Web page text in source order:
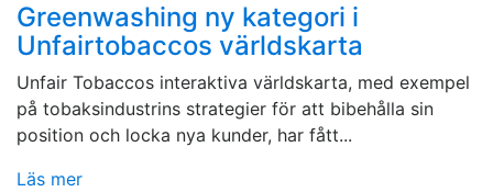
Greenwashing ny kategori i
Unfairtobaccos världskarta
Unfair Tobaccos interaktiva världskarta, med exempel
på tobaksindustrins strategier för att bibehålla sin
position och locka nya kunder, har fått...
Läs mer